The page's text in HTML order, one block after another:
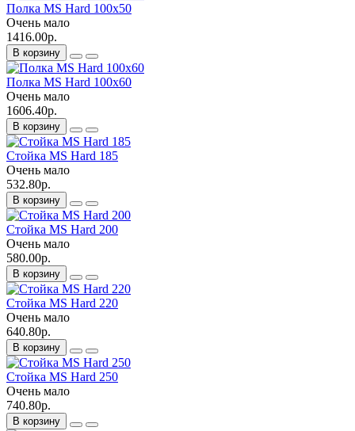
Полка MS Hard 100x50
Очень мало
1416.00р.
В корзину
Полка MS Hard 100x60
Очень мало
1606.40р.
В корзину
Стойка MS Hard 185
Очень мало
532.80р.
В корзину
Стойка MS Hard 200
Очень мало
580.00р.
В корзину
Стойка MS Hard 220
Очень мало
640.80р.
В корзину
Стойка MS Hard 250
Очень мало
740.80р.
В корзину